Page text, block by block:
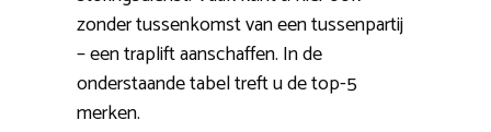
zonder tussenkomst van een tussenpartij
– een traplift aanschaffen. In de
onderstaande tabel treft u de top-5
merken.